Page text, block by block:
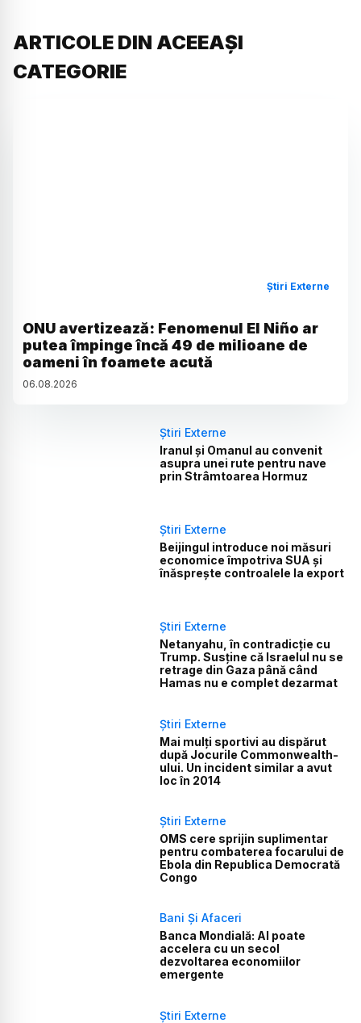
ARTICOLE DIN ACEEAȘI
CATEGORIE
Știri Externe
ONU avertizează: Fenomenul El Niño ar
putea împinge încă 49 de milioane de
oameni în foamete acută
06.08.2026
Știri Externe
Iranul și Omanul au convenit
asupra unei rute pentru nave
prin Strâmtoarea Hormuz
Știri Externe
Beijingul introduce noi măsuri
economice împotriva SUA și
înăsprește controalele la export
Știri Externe
Netanyahu, în contradicție cu
Trump. Susține că Israelul nu se
retrage din Gaza până când
Hamas nu e complet dezarmat
Știri Externe
Mai mulți sportivi au dispărut
după Jocurile Commonwealth-
ului. Un incident similar a avut
loc în 2014
Știri Externe
OMS cere sprijin suplimentar
pentru combaterea focarului de
Ebola din Republica Democrată
Congo
Bani Și Afaceri
Banca Mondială: AI poate
accelera cu un secol
dezvoltarea economiilor
emergente
Știri Externe